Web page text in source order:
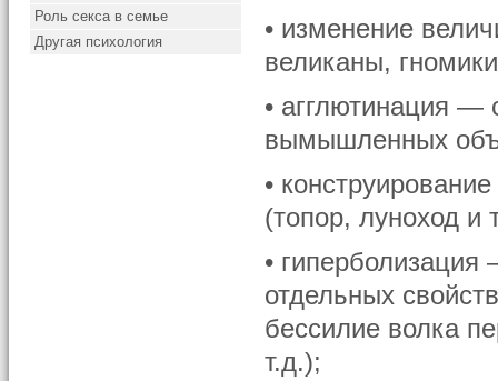
Роль секса в семье
Другая психология
• изменение
великаны,
• агглютинация —
вымышленных
•
(топор, луноход и
•
отдельных
бессилие волка
т.д.);